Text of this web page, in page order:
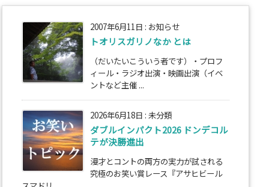
2007年6月11日 : お知らせ
トオリスガリノなか とは
（だいたいこういう者です）・プロフ
ィール・ラジオ出演・映画出演（イベ
ントなど主催 ...
2026年6月18日 : 未分類
ダブルインパクト2026 ドンデコル
テが決勝進出
漫才とコントの両方の実力が試される
究極のお笑い賞レース『アサヒビール